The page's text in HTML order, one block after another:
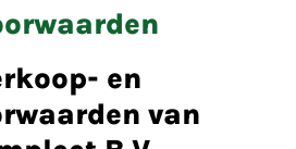
en
van